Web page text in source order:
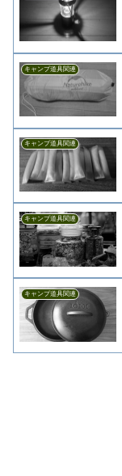
キャンプ道具関連
キャンプ道具関連
キャンプ道具関連
キャンプ道具関連